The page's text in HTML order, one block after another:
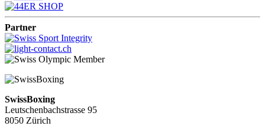
Partner
SwissBoxing
Leutschenbachstrasse 95
8050 Zürich